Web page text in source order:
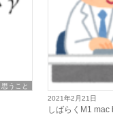
思うこと
2021年2月21日
しばらくM1